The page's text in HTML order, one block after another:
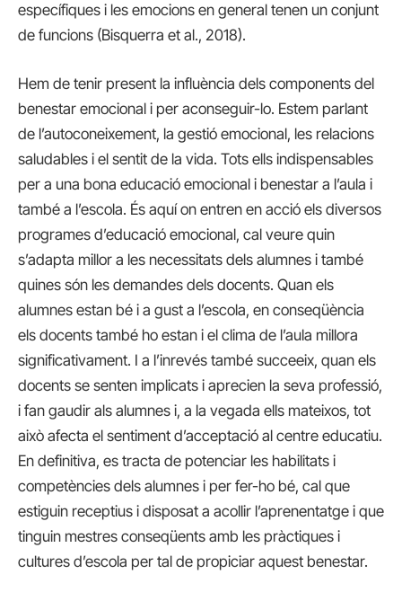
específiques i les emocions en general tenen un conjunt
de funcions (Bisquerra et al., 2018).
Hem de tenir present la influència dels components del
benestar emocional i per aconseguir-lo. Estem parlant
de l’autoconeixement, la gestió emocional, les relacions
saludables i el sentit de la vida. Tots ells indispensables
per a una bona educació emocional i benestar a l’aula i
també a l’escola. És aquí on entren en acció els diversos
programes d’educació emocional, cal veure quin
s’adapta millor a les necessitats dels alumnes i també
quines són les demandes dels docents. Quan els
alumnes estan bé i a gust a l’escola, en conseqüència
els docents també ho estan i el clima de l’aula millora
significativament. I a l’inrevés també succeeix, quan els
docents se senten implicats i aprecien la seva professió,
i fan gaudir als alumnes i, a la vegada ells mateixos, tot
això afecta el sentiment d’acceptació al centre educatiu.
En definitiva, es tracta de potenciar les habilitats i
competències dels alumnes i per fer-ho bé, cal que
estiguin receptius i disposat a acollir l’aprenentatge i que
tinguin mestres conseqüents amb les pràctiques i
cultures d’escola per tal de propiciar aquest benestar.